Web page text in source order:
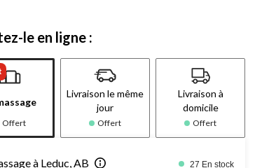
le en ligne :
Offert
Livraison le même
jour
Offert
Livraison à
domicile
Offert
à Leduc, AB 27 En stock